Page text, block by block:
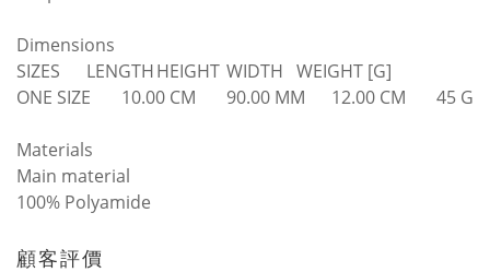
Dimensions
SIZES
LENGTHHEIGHT WIDTH WEIGHT [G]
ONE SIZE
10.00 CM 90.00 MM 12.00 CM 45 G
Materials
Main material
100% Polyamide
顧客評價